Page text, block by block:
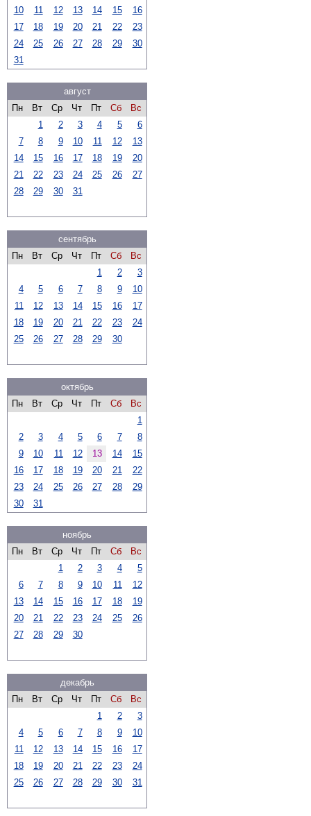
10
11 12 13 14 15
16
17
18 19 20 21 22
23
24
25 26 27 28 29
30
31
август
Пн
Вт Ср Чт Пт Сб
Вс
1
2 3 4 5
6
7
8 9 10 11 12
13
14
15 16 17 18 19
20
21
22 23 24 25 26
27
28
29 30 31
сентябрь
Пн
Вт Ср Чт Пт Сб
Вс
1
2
3
4
5 6 7 8 9
10
11
12 13 14 15 16
17
18
19 20 21 22 23
24
25
26 27 28 29 30
октябрь
Пн
Вт Ср Чт Пт Сб
Вс
1
2
3 4 5 6 7
8
9
10 11 12 13 14
15
16
17 18 19 20 21
22
23
24 25 26 27 28
29
30
31
ноябрь
Пн
Вт Ср Чт Пт Сб
Вс
1
2 3 4
5
6
7 8 9 10 11
12
13
14 15 16 17 18
19
20
21 22 23 24 25
26
27
28 29 30
декабрь
Пн
Вт Ср Чт Пт Сб
Вс
1
2
3
4
5 6 7 8 9
10
11
12 13 14 15 16
17
18
19 20 21 22 23
24
25
26 27 28 29 30 31